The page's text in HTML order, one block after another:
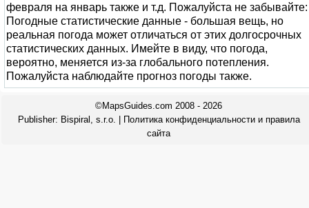
февраля на январь также и т.д. Пожалуйста не забывайте:
Погодные статистические данные - большая вещь, но
реальная погода может отличаться от этих долгосрочных
статистических данных. Имейте в виду, что погода,
вероятно, меняется из-за глобального потепления.
Пожалуйста наблюдайте прогноз погоды также.
©MapsGuides.com 2008 - 2026
Publisher: Bispiral, s.r.o.
Политика конфиденциальности и правила
сайта